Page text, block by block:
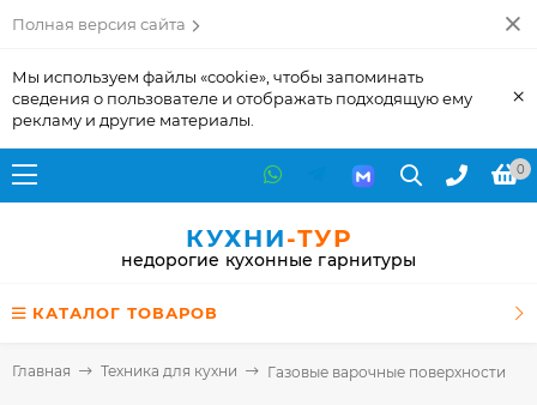
Полная версия сайта
Мы используем файлы «cookie», чтобы запоминать
сведения о пользователе и отображать подходящую ему
рекламу и другие материалы.
×
0
КУХНИ-ТУР
недорогие кухонные гарнитуры
КАТАЛОГ ТОВАРОВ
Главная Техника для кухни Газовые варочные поверхности